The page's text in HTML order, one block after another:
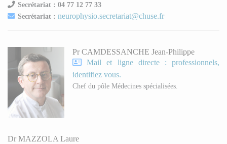
Secrétariat : 04 77 12 77 33
Secrétariat :neurophysio.secretariat@chuse.fr
Pr CAMDESSANCHE Jean-Philippe
Mail et ligne directe : professionnels,
identifiez vous.
Chef du pôle Médecines spécialisées.
Dr MAZZOLA Laure